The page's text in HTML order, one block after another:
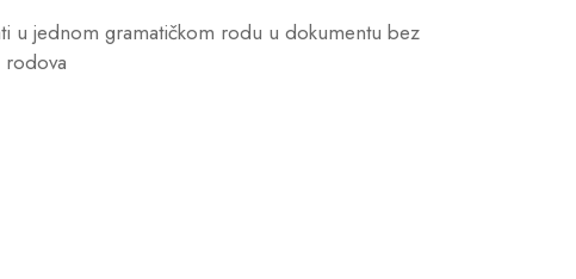
u jednom gramatičkom rodu u dokumentu bez